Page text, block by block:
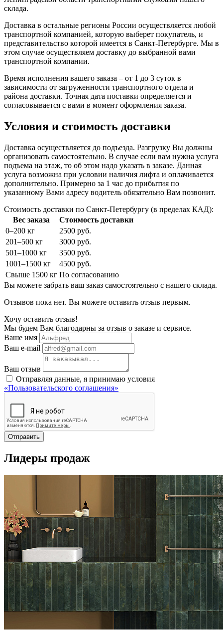
склада.
Доставка в остальные регионы России осуществляется любой
транспортной компанией, которую выберет покупатель, и
представительство которой имеется в Санкт-Петербурге. Мы в
этом случае осуществляем доставку до выбранной вами
транспортной компании.
Время исполнения вашего заказа – от 1 до 3 суток в
зависимости от загруженности транспортного отдела и
района доставки. Точная дата поставки определяется и
согласовывается с вами в момент оформления заказа.
Условия и стоимость доставки
Доставка осуществляется до подъезда. Разгрузку Вы должны
организовать самостоятельно. В случае если вам нужна услуга
подъема на этаж, то об этом надо указать в заказе. Данная
услуга возможна при условии наличия лифта и оплачивается
дополнительно. Примерно за 1 час до прибытия по
указанному Вами адресу водитель обязательно Вам позвонит.
Стоимость доставки по Санкт-Петербургу (в пределах КАД):
Вес заказа
Стоимость доставки
0–200 кг
2500 руб.
201–500 кг
3000 руб.
501–1000 кг
3500 руб.
1001–1500 кг
4500 руб.
Свыше 1500 кг По согласованию
Вы можете забрать ваш заказ самостоятельно с нашего склада.
Отзывов пока нет. Вы можете оставить отзыв первым.
Хочу оставить отзыв!
Мы будем Вам благодарны за отзыв о заказе и сервисе.
Ваше имя
Ваш e-mail
Ваш отзыв
Отправляя данные, я принимаю условия
«Пользовательского соглашения»
Отправить
Лидеры продаж